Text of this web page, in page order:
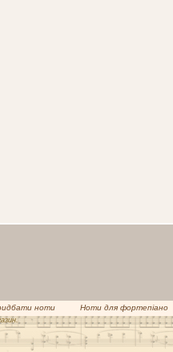
ноти Ноти для фортепіано